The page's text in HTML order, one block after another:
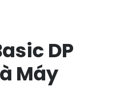
DP
Máy